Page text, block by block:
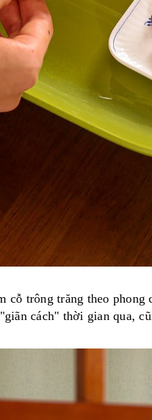
cỗ trông trăng theo
cách" thời gian qua,